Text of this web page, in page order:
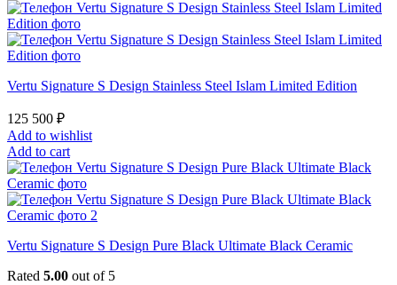
Vertu Signature S Design Stainless Steel Islam Limited Edition
125 500 ₽
Add to wishlist
Add to cart
Vertu Signature S Design Pure Black Ultimate Black Ceramic
Rated 5.00 out of 5